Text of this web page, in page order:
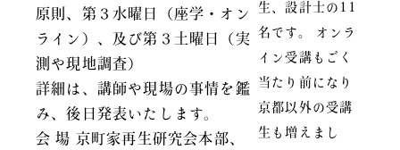
原則、第３水曜日（座学・オン
ライン）、及び第３土曜日（実
測や現地調査）
詳細は、講師や現場の事情を鑑
み、後日発表いたします。
会 場 京町家再生研究会本部、
生、設計士の11
名です。 オンラ
イン受講もごく
当たり前になり
京都以外の受講
生も増えまし